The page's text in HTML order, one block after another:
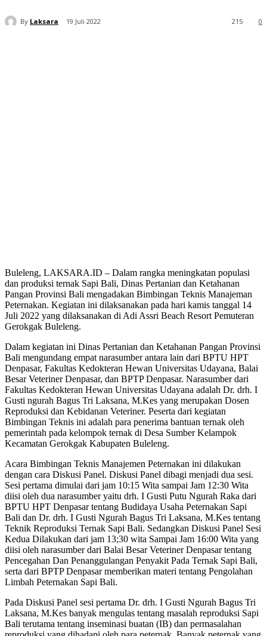
By Laksara 19 Juli 2022 0
215
Buleleng, LAKSARA.ID – Dalam rangka meningkatan populasi
dan produksi ternak Sapi Bali, Dinas Pertanian dan Ketahanan
Pangan Provinsi Bali mengadakan Bimbingan Teknis Manajeman
Peternakan. Kegiatan ini dilaksanakan pada hari kamis tanggal 14
Juli 2022 yang dilaksanakan di Adi Assri Beach Resort Pemuteran
Gerokgak Buleleng.
Dalam kegiatan ini Dinas Pertanian dan Ketahanan Pangan Provinsi
Bali mengundang empat narasumber antara lain dari BPTU HPT
Denpasar, Fakultas Kedokteran Hewan Universitas Udayana, Balai
Besar Veteriner Denpasar, dan BPTP Denpasar. Narasumber dari
Fakultas Kedokteran Hewan Universitas Udayana adalah Dr. drh. I
Gusti ngurah Bagus Tri Laksana, M.Kes yang merupakan Dosen
Reproduksi dan Kebidanan Veteriner. Peserta dari kegiatan
Bimbingan Teknis ini adalah para penerima bantuan ternak oleh
pemerintah pada kelompok ternak di Desa Sumber Kelampok
Kecamatan Gerokgak Kabupaten Buleleng.
Acara Bimbingan Teknis Manajemen Peternakan ini dilakukan
dengan cara Diskusi Panel. Diskusi Panel dibagi menjadi dua sesi.
Sesi pertama dimulai dari jam 10:15 Wita sampai Jam 12:30 Wita
diisi oleh dua narasumber yaitu drh. I Gusti Putu Ngurah Raka dari
BPTU HPT Denpasar tentang Budidaya Usaha Peternakan Sapi
Bali dan Dr. drh. I Gusti Ngurah Bagus Tri Laksana, M.Kes tentang
Teknik Reproduksi Ternak Sapi Bali. Sedangkan Diskusi Panel Sesi
Kedua Dilakukan dari jam 13;30 wita Sampai Jam 16:00 Wita yang
diisi oleh narasumber dari Balai Besar Veteriner Denpasar tentang
Pencegahan Dan Penanggulangan Penyakit Pada Ternak Sapi Bali,
serta dari BPTP Denpasar memberikan materi tentang Pengolahan
Limbah Peternakan Sapi Bali.
Pada Diskusi Panel sesi pertama Dr. drh. I Gusti Ngurah Bagus Tri
Laksana, M.Kes banyak mengulas tentang masalah reproduksi Sapi
Bali terutama tentang inseminasi buatan (IB) dan permasalahan